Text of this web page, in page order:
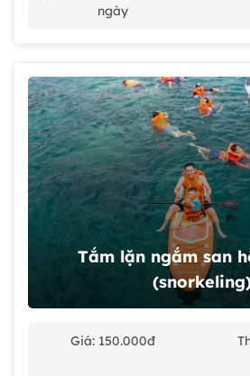
ngày
Tắm lặn ngắm san
Giá: 150.000đ